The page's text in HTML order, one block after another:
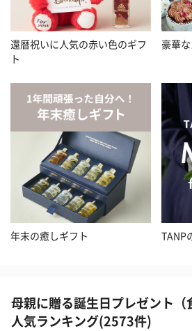
還暦祝いに人気の赤い色のギフ
ト
豪華
年末の癒しギフト TANP
母親に贈る誕生日プレゼント（
人気ランキング(2573件)